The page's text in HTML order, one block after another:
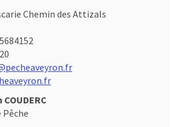
Chemin des Attizals
COUDERC
Pêche